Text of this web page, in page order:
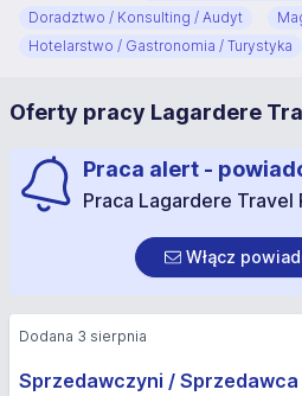
Doradztwo / Konsulting / Audyt
Hotelarstwo / Gastronomia / Turystyka
Oferty pracy Lagardere
Praca alert -
Praca Lagardere Travel
Włącz
Sprzedawczyni / Sprzedawca
Dodana 3 sierpnia